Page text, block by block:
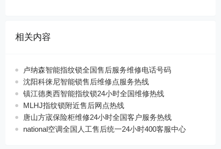
相关内容
卢纳森智能指纹锁全国售后服务维修电话号码
沈阳科徕尼智能锁售后维修点服务热线
镇江德奥西智能指纹锁24小时全国维修热线
MLHJ指纹锁附近售后网点热线
唐山方宬保险柜维修24小时全国客户服务热线
national空调全国人工售后统一24小时400客服中心